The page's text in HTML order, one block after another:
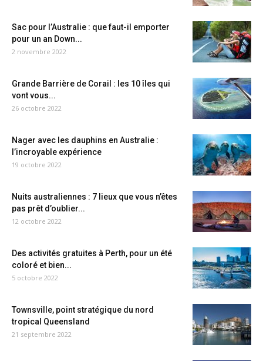
Sac pour l’Australie : que faut-il emporter
pour un an Down...
2 novembre 2022
Grande Barrière de Corail : les 10 îles qui
vont vous...
26 octobre 2022
Nager avec les dauphins en Australie :
l’incroyable expérience
19 octobre 2022
Nuits australiennes : 7 lieux que vous n’êtes
pas prêt d’oublier...
12 octobre 2022
Des activités gratuites à Perth, pour un été
coloré et bien...
5 octobre 2022
Townsville, point stratégique du nord
tropical Queensland
21 septembre 2022